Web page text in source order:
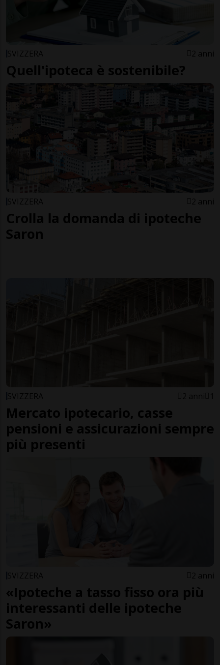
SVIZZERA 2 anni
Quell'ipoteca è sostenibile?
SVIZZERA 2 anni
Crolla la domanda di ipoteche
Saron
SVIZZERA 2 anni 1
Mercato ipotecario, casse
pensioni e assicurazioni sempre
più presenti
SVIZZERA 2 anni
«Ipoteche a tasso fisso ora più
interessanti delle ipoteche
Saron»